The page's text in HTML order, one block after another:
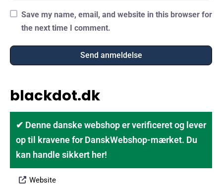
Save my name, email, and website in this browser for
the next time I comment.
blackdot.dk
✔ Denne danske webshop er verificeret og lever
op til kravene for DanskWebshop-mærket. Du
kan handle sikkert her!
Website